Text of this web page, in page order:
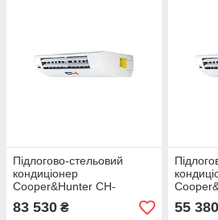
Підлогово-стельовий
кондиціонер
Cooper&Hunter CH-
IF071NK/CH-IU071NK
R410 Inverter
83 530 ₴
R410
55 380